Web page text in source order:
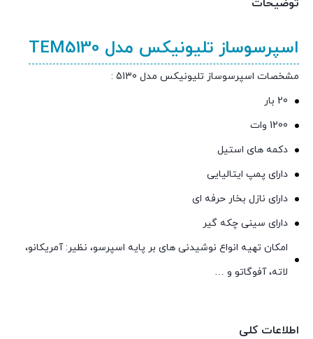
توضیحات
اسپرسوساز تلیونیکس مدل TEM5130
مشخصات اسپرسوساز تلیونیکس مدل 5130 :
20 بار
1200 وات
دکمه های استیل
دارای پمپ ایتالیایی
دارای نازل بخار حرفه ای
دارای سینی چکه گیر
امکان تهیه انواع نوشیدنی های بر پایه اسپرسو، نظیر: آمریکانو،
لاته، آفوگاتو و …
اطلاعات کلی